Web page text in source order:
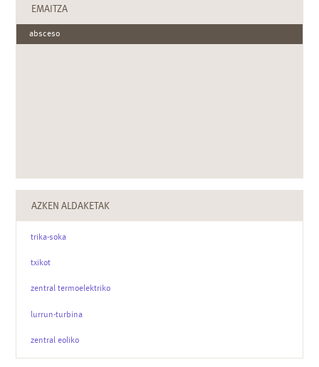
EMAITZA
absceso
AZKEN ALDAKETAK
trika-soka
txikot
zentral termoelektriko
lurrun-turbina
zentral eoliko